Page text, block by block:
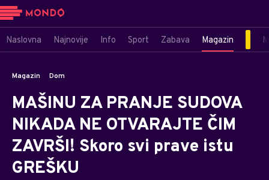
Naslovna Najnovije Info Sport Zabava Magazin
Magazin Dom
MAŠINU ZA PRANJE SUDOVA
NIKADA NE OTVARAJTE ČIM
ZAVRŠI! Skoro svi prave istu
GREŠKU